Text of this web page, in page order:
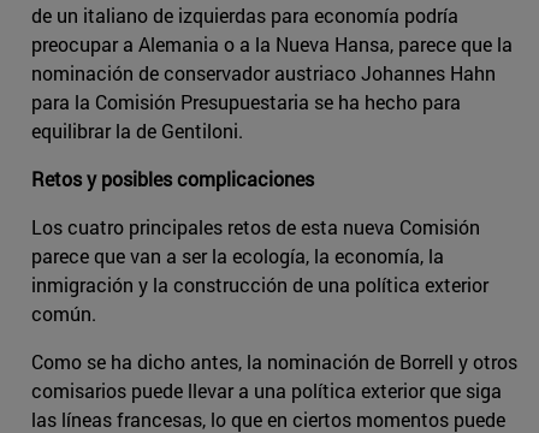
de un italiano de izquierdas para economía podría
preocupar a Alemania o a la Nueva Hansa, parece que la
nominación de conservador austriaco Johannes Hahn
para la Comisión Presupuestaria se ha hecho para
equilibrar la de Gentiloni.
Retos y posibles complicaciones
Los cuatro principales retos de esta nueva Comisión
parece que van a ser la ecología, la economía, la
inmigración y la construcción de una política exterior
común.
Como se ha dicho antes, la nominación de Borrell y otros
comisarios puede llevar a una política exterior que siga
las líneas francesas, lo que en ciertos momentos puede